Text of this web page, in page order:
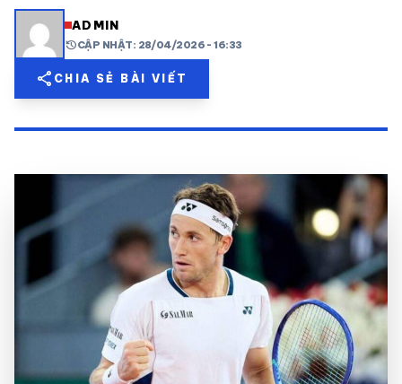
share mailADMIN
historyCẬP NHẬT: 28/04/2026 - 16:33
share CHIA SẺ BÀI VIẾT